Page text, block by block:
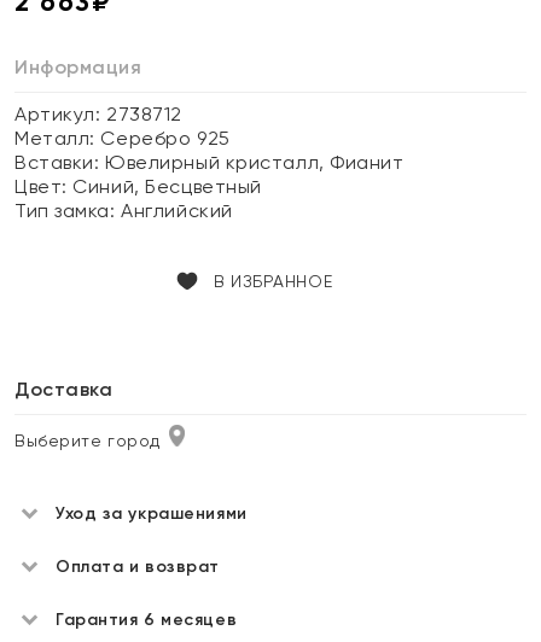
Информация
Артикул: 2738712
Металл: Серебро 925
Вставки:Ювелирный кристалл, Фианит
Цвет: Синий, Бесцветный
Тип замка:Английский
В ИЗБРАННОЕ
Доставка
Выберите город
Уход за украшениями
Оплата и возврат
Гарантия 6 месяцев